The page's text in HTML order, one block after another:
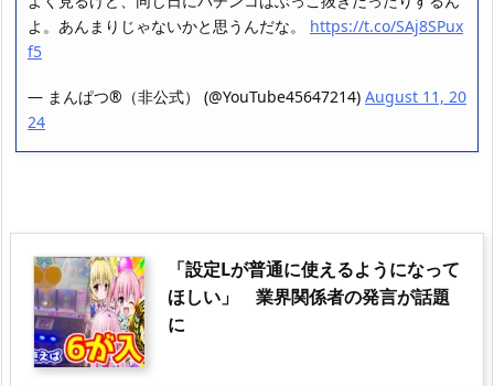
よ。あんまりじゃないかと思うんだな。 https://t.co/SAj8SPux
f5
— まんぱつ®️（非公式） (@YouTube45647214) August 11, 20
24
「設定Lが普通に使えるようになって
ほしい」 業界関係者の発言が話題
に